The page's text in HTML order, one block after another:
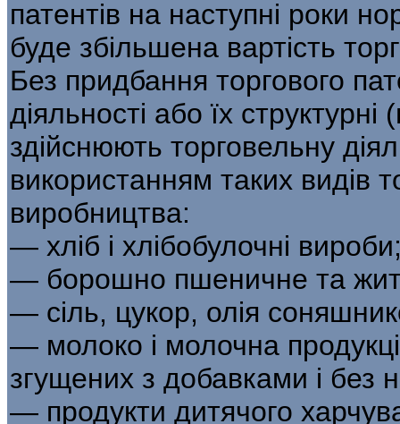
патентів на наступні роки
буде збільшена вартість
Без придбання торгового
діяльності або їх структурні
здійснюють торговельну
використанням таких видів
виробництва:
— хліб і хлібобулочні
— борошно пшеничне та
— сіль, цукор, олія
— молоко і молочна
згущених з добавками і без
— продукти дитячого